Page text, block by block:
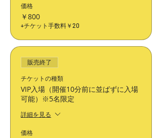
エコバックの持参をよろしくお願いいたします。
・混雑する場合、入場制限をかけさせていただきま
す。
また、混雑する場合、退出時間を指定させていただ
く可能性がございます。
価格
￥800
+チケット手数料￥20
販売終了
チケットの種類
VIP入場（開催10分前に並ばずに入場
可能）※5名限定
詳細を見る
価格